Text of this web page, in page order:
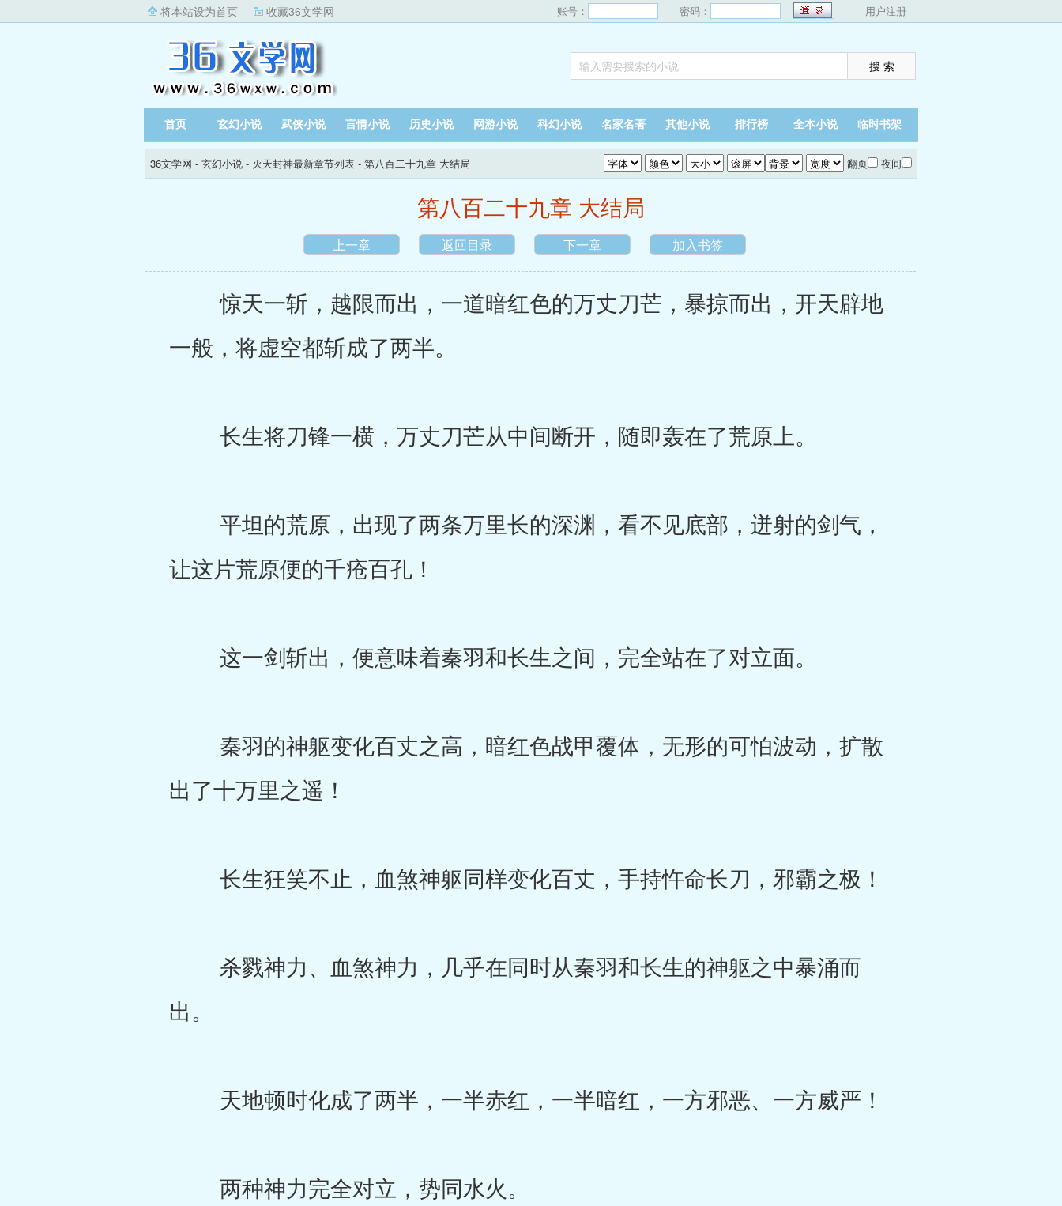
将本站设为首页 收藏36文学网 账号： 密码： 用户注册
首页 玄幻小说 武侠小说 言情小说 历史小说 网游小说 科幻小说 名家名著 其他小说 排行榜 全本小说 临时书架
36文学网 - 玄幻小说 - 灭天封神最新章节列表 - 第八百二十九章 大结局 翻页 夜间
第八百二十九章 大结局
上一章 返回目录 下一章 加入书签
惊天一斩，越限而出，一道暗红色的万丈刀芒，暴掠而出，开天辟地
一般，将虚空都斩成了两半。
长生将刀锋一横，万丈刀芒从中间断开，随即轰在了荒原上。
平坦的荒原，出现了两条万里长的深渊，看不见底部，迸射的剑气，
让这片荒原便的千疮百孔！
这一剑斩出，便意味着秦羽和长生之间，完全站在了对立面。
秦羽的神躯变化百丈之高，暗红色战甲覆体，无形的可怕波动，扩散
出了十万里之遥！
长生狂笑不止，血煞神躯同样变化百丈，手持忤命长刀，邪霸之极！
杀戮神力、血煞神力，几乎在同时从秦羽和长生的神躯之中暴涌而
出。
天地顿时化成了两半，一半赤红，一半暗红，一方邪恶、一方威严！
两种神力完全对立，势同水火。